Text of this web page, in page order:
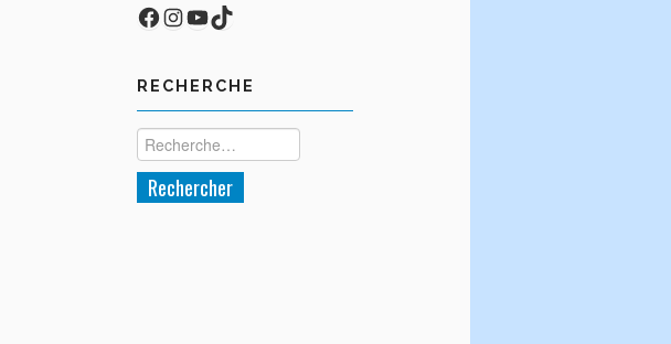
Facebook
Compte Instagram
YouTube
TikTok
RECHERCHE